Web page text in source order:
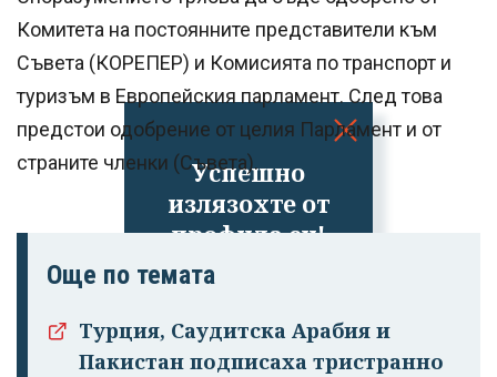
Успешно
излязохте от
профила си!
Комитета на постоянните представители към
Съвета (КОРЕПЕР) и Комисията по транспорт и
туризъм в Европейския парламент. След това
предстои одобрение от целия Парламент и от
страните членки (Съвета).
Още по темата
Турция, Саудитска Арабия и
Пакистан подписаха тристранно